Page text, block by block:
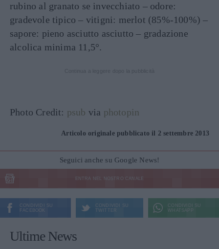
rubino al granato se invecchiato – odore:
gradevole tipico – vitigni: merlot (85%-100%) –
sapore: pieno asciutto asciutto – gradazione
alcolica minima 11,5°.
Photo Credit: psub via photopin
Articolo originale pubblicato il 2 settembre 2013
Seguici anche su Google News!
ENTRA NEL NOSTRO CANALE
CONDIVIDI SU
FACEBOOK
CONDIVIDI SU
TWITTER
CONDIVIDI SU
WHATSAPP
Ultime News